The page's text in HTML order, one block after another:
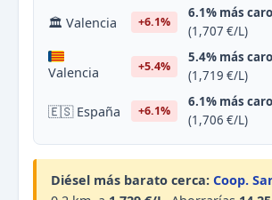
🏛 Valencia +6.1%
6.1% más caro
(1,707 €/L)
Valencia +5.4%
5.4% más caro
(1,719 €/L)
🇪🇸 España +6.1%
6.1% más caro
(1,706 €/L)
Diésel más barato cerca: Coop.